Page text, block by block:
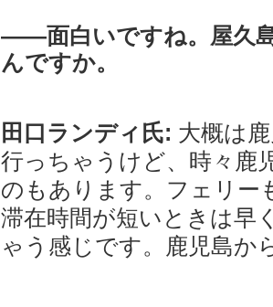
――面白いですね。屋久
んですか。
田口ランディ氏: 大概は
行っちゃうけど、時々鹿
のもあります。フェリー
滞在時間が短いときは早
ゃう感じです。鹿児島か